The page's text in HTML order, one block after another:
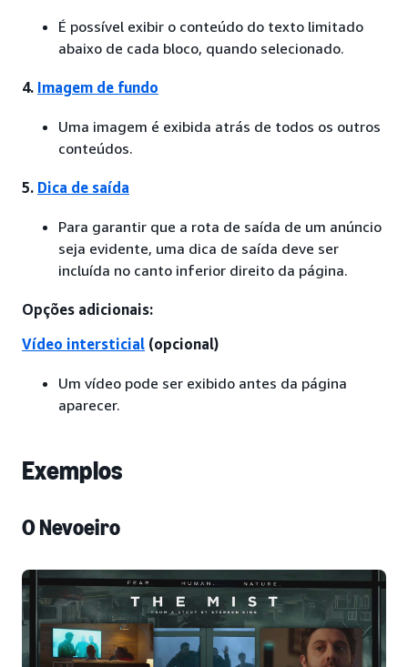
É possível exibir o conteúdo do texto limitado
abaixo de cada bloco, quando selecionado.
4. Imagem de fundo
Uma imagem é exibida atrás de todos os outros
conteúdos.
5. Dica de saída
Para garantir que a rota de saída de um anúncio
seja evidente, uma dica de saída deve ser
incluída no canto inferior direito da página.
Opções adicionais:
Vídeo intersticial (opcional)
Um vídeo pode ser exibido antes da página
aparecer.
Exemplos
O Nevoeiro